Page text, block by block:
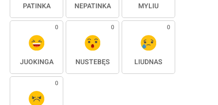
PATINKA NEPATINKA MYLIU
0
JUOKINGA
0
NUSTEBĘS
0
LIŪDNAS
0